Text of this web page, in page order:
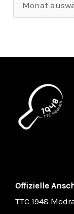
Offizielle
TTC 1948